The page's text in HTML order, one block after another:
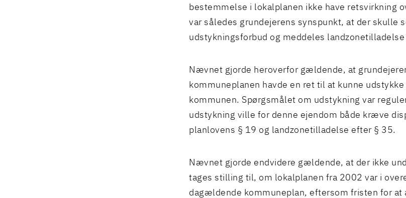
bestemmelse i lokalplanen ikke have retsvirkning
var således grundejerens synspunkt, at der skulle
udstykningsforbud og meddeles
Nævnet gjorde heroverfor gældende, at
kommuneplanen havde en ret til at kunne
kommunen. Spørgsmålet om udstykning var
udstykning ville for denne ejendom både kræve
planlovens § 19 og landzonetilladelse efter § 35.
Nævnet gjorde endvidere gældende, at der ikke
tages stilling til, om lokalplanen fra 2002 var i
dagældende kommuneplan, eftersom fristen for